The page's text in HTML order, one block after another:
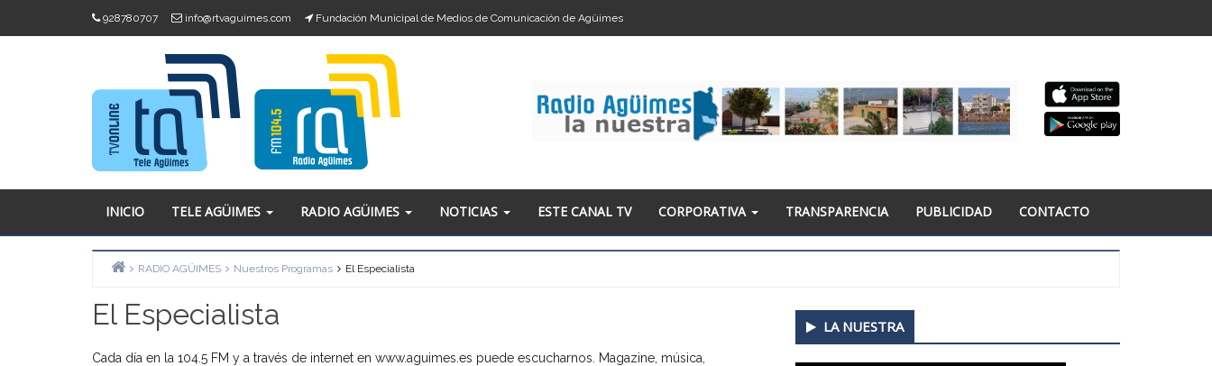
928780707 info@rtvaguimes.com Fundación Municipal de Medios de Comunicación de Agüimes
INICIO TELE AGÜIMES RADIO AGÜIMES NOTICIAS ESTE CANAL TV CORPORATIVA TRANSPARENCIA PUBLICIDAD CONTACTO
RADIO AGÜIMES Nuestros Programas El Especialista
El Especialista
Cada día en la 104.5 FM y a través de internet en www.aguimes.es puede escucharnos. Magazine, música,
Secondary
Sidebar
LA NUESTRA